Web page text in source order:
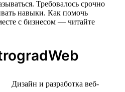
Требовалось срочно
навыки. Как помочь
с бизнесом — читайте
Дизайн и разработка веб-